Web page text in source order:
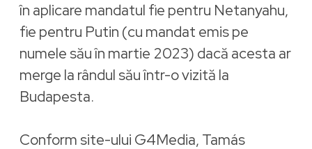
în aplicare mandatul fie pentru Netanyahu,
fie pentru Putin (cu mandat emis pe
numele său în martie 2023) dacă acesta ar
merge la rândul său într-o vizită la
Budapesta.
Conform site-ului G4Media, Tamás